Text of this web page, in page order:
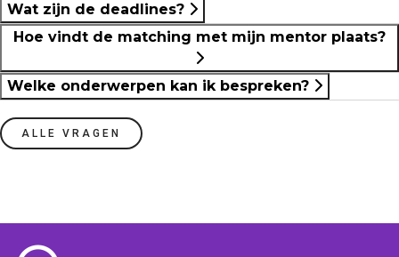
Wat zijn de deadlines?
Welke onderwerpen kan ik bespreken?
ALLE VRAGEN